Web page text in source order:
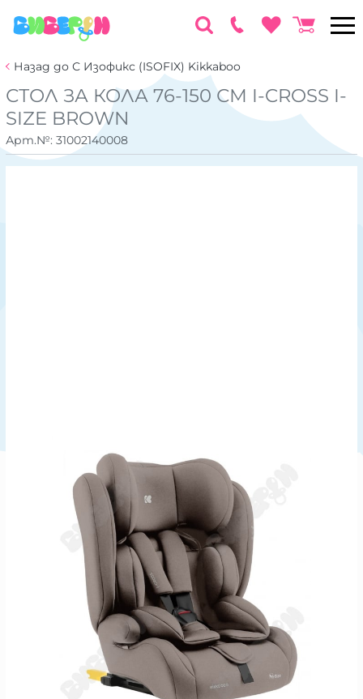
Назад до С Изофикс (ISOFIX) Kikkaboo
СТОЛ ЗА КОЛА 76-150 СМ I-CROSS I-
SIZE BROWN
Арт.№: 31002140008